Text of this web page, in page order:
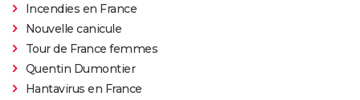
Incendies en France
Nouvelle canicule
Tour de France femmes
Quentin Dumontier
Hantavirus en France